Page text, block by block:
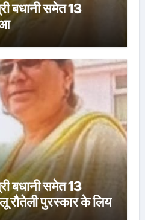
बधानी समेत 13
13
रौतेली पुरस्कार के लिय